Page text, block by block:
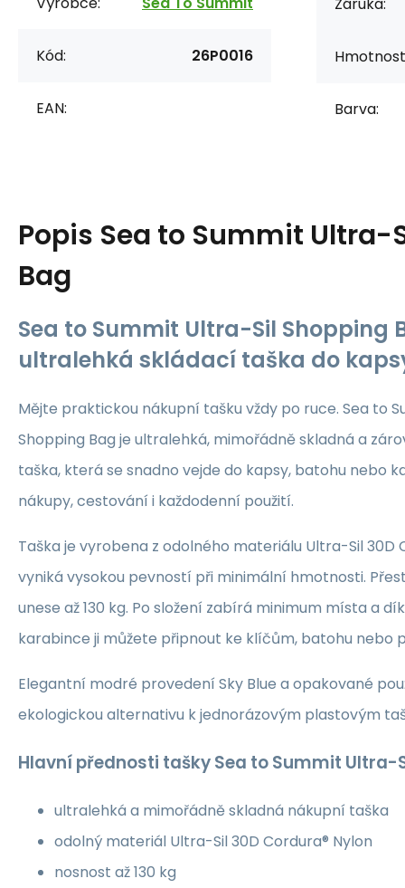
Kód: 26P0016
EAN: Barva:
Popis Sea to Summit Ultra-
Bag
Sea to Summit Ultra-Sil Shopping
ultralehká skládací taška do
Mějte praktickou nákupní tašku vždy po ruce. Sea to
Shopping Bag je ultralehká, mimořádně skladná a
taška, která se snadno vejde do kapsy, batohu nebo
nákupy, cestování i každodenní použití.
Taška je vyrobena z odolného materiálu Ultra-Sil 30D
vyniká vysokou pevností při minimální hmotnosti.
unese až 130 kg. Po složení zabírá minimum místa a
karabince ji můžete připnout ke klíčům, batohu nebo
Elegantní modré provedení Sky Blue a opakované
ekologickou alternativu k jednorázovým plastovým
Hlavní přednosti tašky Sea to Summit Ultra-
ultralehká a mimořádně skladná nákupní taška
odolný materiál Ultra-Sil 30D Cordura® Nylon
nosnost až 130 kg